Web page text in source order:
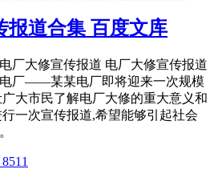
报道合集 百度文库
厂大修宣传报道 电厂大修宣传报道
厂——某某电厂即将迎来一次规模
大市民了解电厂大修的重大意义和
一次宣传报道,希望能够引起社会